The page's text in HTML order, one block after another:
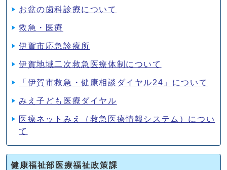
お盆の歯科診療について
救急・医療
伊賀市応急診療所
伊賀地域二次救急医療体制について
「伊賀市救急・健康相談ダイヤル24」について
みえ子ども医療ダイヤル
医療ネットみえ（救急医療情報システム）につい
て
健康福祉部医療福祉政策課